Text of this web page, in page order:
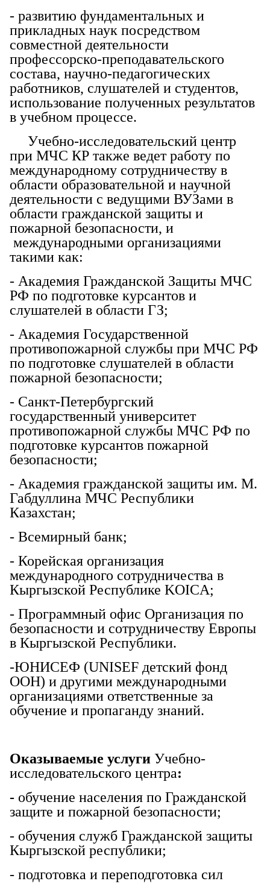
- развитию фундаментальных и
прикладных наук посредством
совместной деятельности
профессорско-преподавательского
состава, научно-педагогических
работников, слушателей и студентов,
использование полученных результатов
в учебном процессе.
Учебно-исследовательский центр
при МЧС КР также ведет работу по
международному сотрудничеству в
области образовательной и научной
деятельности с ведущими ВУЗами в
области гражданской защиты и
пожарной безопасности, и
международными организациями
такими как:
- Академия Гражданской Защиты МЧС
РФ по подготовке курсантов и
слушателей в области ГЗ;
- Академия Государственной
противопожарной службы при МЧС РФ
по подготовке слушателей в области
пожарной безопасности;
- Санкт-Петербургский
государственный университет
противопожарной службы МЧС РФ по
подготовке курсантов пожарной
безопасности;
- Академия гражданской защиты им. М.
Габдуллина МЧС Республики
Казахстан;
- Всемирный банк;
- Корейская организация
международного сотрудничества в
Кыргызской Республике KOICA;
- Программный офис Организация по
безопасности и сотрудничеству Европы
в Кыргызской Республики.
-ЮНИСЕФ (UNISEF детский фонд
ООН) и другими международными
организациями ответственные за
обучение и пропаганду знаний.
Оказываемые услуги Учебно-
исследовательского центра:
- обучение населения по Гражданской
защите и пожарной безопасности;
- обучения служб Гражданской защиты
Кыргызской республики;
- подготовка и переподготовка сил